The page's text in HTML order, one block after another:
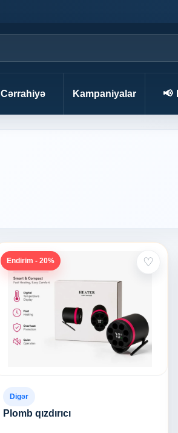
Cərrahiyə Kampaniyalar 📢
Endirim - 20% ♡
Digər
Plomb qızdırıcı